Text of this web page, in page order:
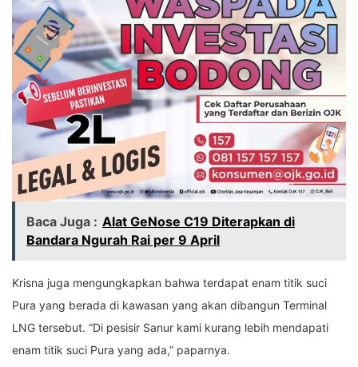
Baca Juga : Alat GeNose C19 Diterapkan di
Bandara Ngurah Rai per 9 April
Krisna juga mengungkapkan bahwa terdapat enam titik suci
Pura yang berada di kawasan yang akan dibangun Terminal
LNG tersebut. “Di pesisir Sanur kami kurang lebih mendapati
enam titik suci Pura yang ada,” paparnya.